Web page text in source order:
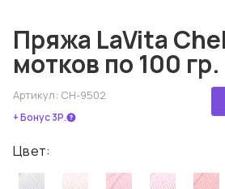
Пряжа LaVita
мотков по 100 гр.
Артикул: CH-9502
+ Бонус 3Р.
Цвет: